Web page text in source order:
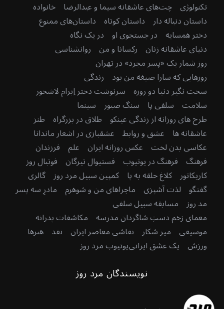
تکنولوژی چت‌های عاشقانه سیما و عبدالرضا خانواده
داستان دنباله دار داستان کوتاه داستان‌های ممنوع
دختر همسایه در جستجوی او در یک نگاه
دنیای عاشقانه زنان رکسانا و من روانشناسی
روز شمار یک «پسر مجرد» در تهران
روزهایی که سارا صیغه من بود زندگی
سخت نگیر دنیا دو روزه سرنوشت دختر اِبرام لاشخور
سلامت سلفی پا سنگ صبور سینما
طرح های روزانه از زندگی عینکو طلاق در بزرگراه طنز
عاشقانه ها عشق و روابط عشقبازی در اشعار ماندانا
عکاسی بدن لخت عکس روزانه ایران علم فرزندان
فرهنگ فرهنگ در یوتیوب فستیوال تیرگان فوتبال روز
کاریکاتور کلاغ حلقه به پا کمپین سبیل مرد روز گالری
گفتگو لذت آشپزی ماجراهای من و شوهرم مادرِ سه پسر
مد روز مسابقه سبیل سلفی
معمای زخم دستِ شاگردان مدرسه مکاشفات پدرانه
موسیقی میر شکار نقاشی معاصر ایران نقد هنرها
ورزش یک عشق ایرانییوتیوب مرد روز
نویسندگان مرد روز